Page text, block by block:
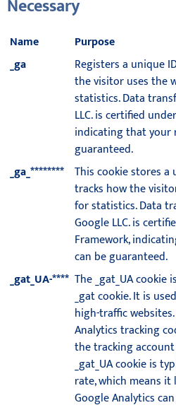
Necessary
Name
Purpose
_ga
Registers a unique
the visitor uses the
statistics. Data
LLC. is certified
indicating that your
guaranteed.
_ga_******** This cookie stores
tracks how the
for statistics. Data
Google LLC. is
Framework,
can be guaranteed.
_gat_UA-**** The _gat_UA
_gat cookie. It is
high-traffic
Analytics tracking
the tracking
_gat_UA cookie is
rate, which means
Google Analytics